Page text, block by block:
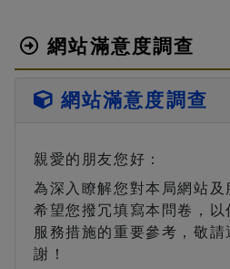
網站滿意度調查
網站滿意度調查
親愛的朋友您好：
為深入瞭解您對本局網站及
希望您撥冗填寫本問卷，以
服務措施的重要參考，敬
謝！